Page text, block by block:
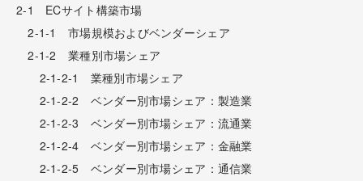
2-1 ECサイト構築市場
2-1-1 市場規模およびベンダーシェア
2-1-2 業種別市場シェア
2-1-2-1 業種別市場シェア
2-1-2-2 ベンダー別市場シェア：製造業
2-1-2-3 ベンダー別市場シェア：流通業
2-1-2-4 ベンダー別市場シェア：金融業
2-1-2-5 ベンダー別市場シェア：通信業